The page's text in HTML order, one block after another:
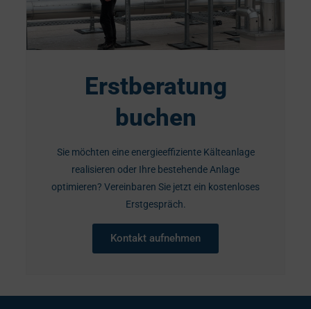
Erstberatung
buchen
Sie möchten eine energieeffiziente Kälteanlage
realisieren oder Ihre bestehende Anlage
optimieren? Vereinbaren Sie jetzt ein kostenloses
Erstgespräch.
Kontakt aufnehmen